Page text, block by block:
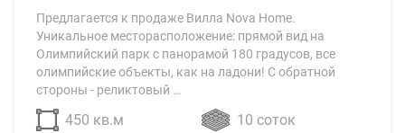
Предлагается к продаже Вилла Nova Home.
Уникальное месторасположение: прямой вид на
Олимпийский парк с панорамой 180 градусов, все
олимпийские объекты, как на ладони! С обратной
стороны - реликтовый …
450 кв.м 10 соток